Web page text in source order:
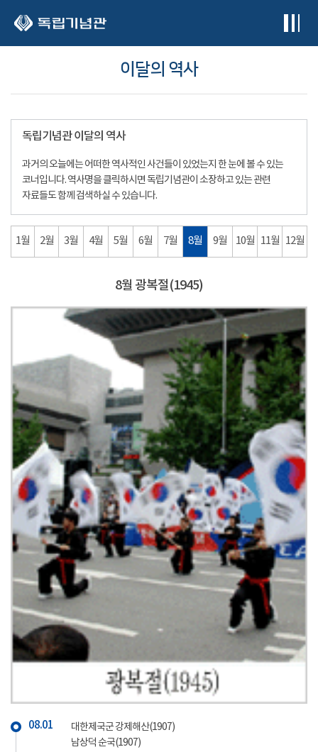
이달의 역사
독립기념관 이달의 역사
과거의 오늘에는 어떠한 역사적인 사건들이 있었는지 한 눈에 볼 수 있는
코너입니다. 역사명을 클릭하시면 독립기념관이 소장하고 있는 관련
자료들도 함께 검색하실 수 있습니다.
1월 2월 3월 4월 5월 6월 7월 8월 9월 10월 11월 12월
8월 광복절(1945)
08.01
대한제국군 강제해산(1907)
남상덕 순국(1907)